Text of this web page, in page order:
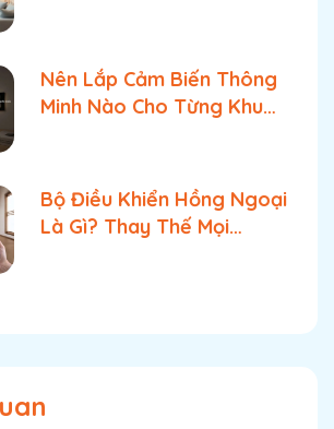
Nên Lắp Cảm Biến Thông
Minh Nào Cho Từng Khu
Bộ Điều Khiển Hồng Ngoại
Là Gì? Thay Thế Mọi